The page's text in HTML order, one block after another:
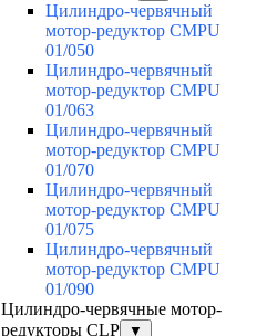
Цилиндро-червячный
мотор-редуктор CMPU
01/050
Цилиндро-червячный
мотор-редуктор CMPU
01/063
Цилиндро-червячный
мотор-редуктор CMPU
01/070
Цилиндро-червячный
мотор-редуктор CMPU
01/075
Цилиндро-червячный
мотор-редуктор CMPU
01/090
Цилиндро-червячные мотор-
редукторы CLP
▼